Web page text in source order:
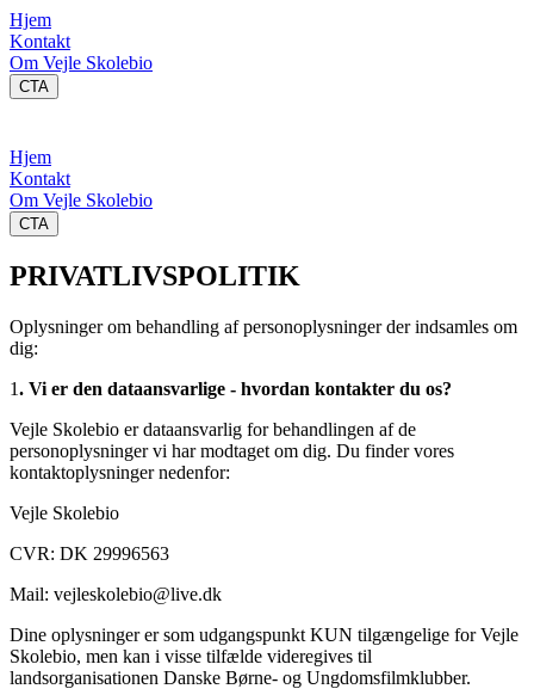
Hjem
Kontakt
Om Vejle Skolebio
CTA
Hjem
Kontakt
Om Vejle Skolebio
CTA
PRIVATLIVSPOLITIK
Oplysninger om behandling af personoplysninger der indsamles om
dig:
1. Vi er den dataansvarlige - hvordan kontakter du os?
Vejle Skolebio er dataansvarlig for behandlingen af de
personoplysninger vi har modtaget om dig. Du finder vores
kontaktoplysninger nedenfor:
Vejle Skolebio
CVR: DK 29996563
Mail: vejleskolebio@live.dk
Dine oplysninger er som udgangspunkt KUN tilgængelige for Vejle
Skolebio, men kan i visse tilfælde videregives til
landsorganisationen Danske Børne- og Ungdomsfilmklubber.